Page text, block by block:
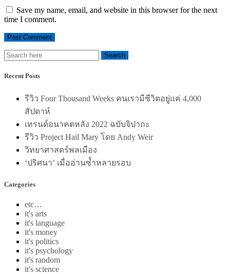
Save my name, email, and website in this browser for the next
time I comment.
Recent Posts
รีวิว Four Thousand Weeks คนเรามีชีวิตอยู่แค่ 4,000
สัปดาห์
เทรนด์อนาคตหลัง 2022 ฉบับจิปาถะ
รีวิว Project Hail Mary โดย Andy Weir
วิทยาศาสตร์พลเมือง
‘ปริศนา’ เมื่ออ่านซ้ำหลายรอบ
Categories
etc…
it's arts
it's language
it's money
it's politics
it's psychology
it's random
it's science